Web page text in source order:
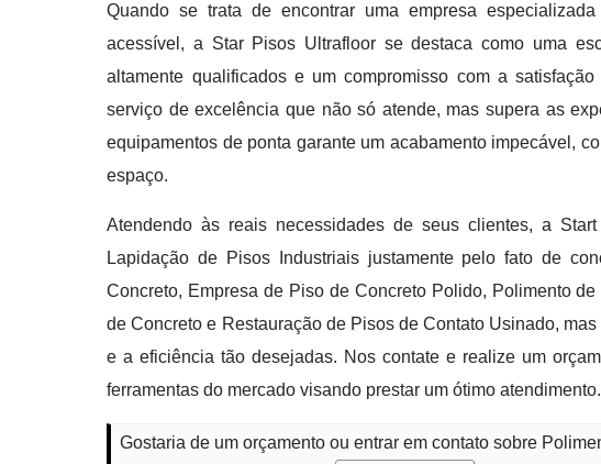
Quando se trata de encontrar uma empresa
acessível, a Star Pisos Ultrafloor se destaca como uma
altamente qualificados e um compromisso com a
serviço de excelência que não só atende, mas supera as
equipamentos de ponta garante um acabamento impecável,
espaço.
Atendendo às reais necessidades de seus clientes, a
Lapidação de Pisos Industriais justamente pelo fato de
Concreto, Empresa de Piso de Concreto Polido, Polimento
de Concreto e Restauração de Pisos de Contato Usinado,
e a eficiência tão desejadas. Nos contate e realize um
ferramentas do mercado visando prestar um ótimo atendimento.
Gostaria de um orçamento ou entrar em contato sobre